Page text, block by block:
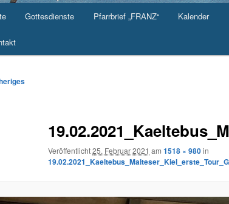
Gottesdienste Pfarrbrief „FRANZ“ Kalender
Veröffentlicht25. Februar 2021 am1518 × 980in